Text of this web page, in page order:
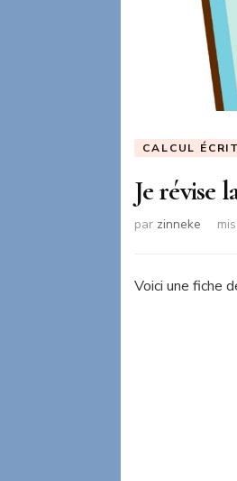
CALCUL ÉCRIT
Je révise
par zinneke
Voici une fiche